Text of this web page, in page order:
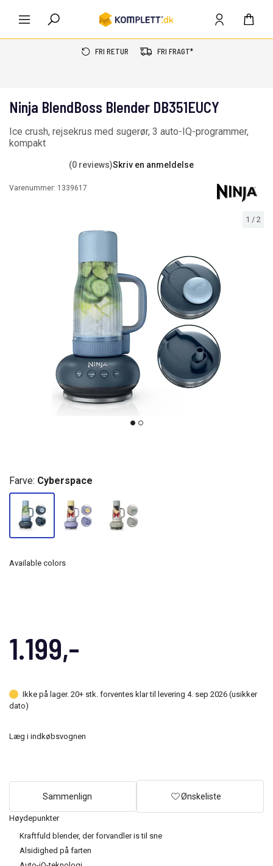
FRI RETUR FRI FRAGT*
1 / 2
Høydepunkter
Kraftfuld blender, der forvandler is til sne
Alsidighed på farten
Ninja BlendBoss Blender DB351EUCY
Ice crush, rejsekrus med sugerør, 3 auto-IQ-programmer,
kompakt
(0 reviews)Skriv en anmeldelse
Varenummer: 1339617
1.199,-
Farve: Cyberspace
Available colors
Ikke på lager. 20+ stk. forventes klar til levering 4. sep 2026 (usikker
dato)
Læg i indkøbsvognen
Sammenlign Ønskeliste